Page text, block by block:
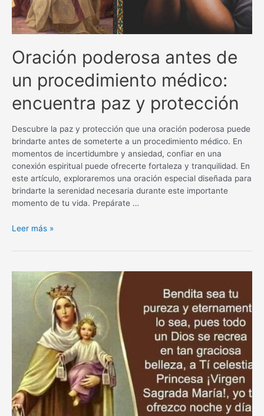
Oración poderosa antes de
un procedimiento médico:
encuentra paz y protección
Descubre la paz y protección que una oración poderosa puede
brindarte antes de someterte a un procedimiento médico. En
momentos de incertidumbre y ansiedad, confiar en una
conexión espiritual puede ofrecerte fortaleza y tranquilidad. En
este artículo, exploraremos una oración especial diseñada para
brindarte la serenidad necesaria durante este importante
momento de tu vida. Prepárate …
Oración
antes
procedimiento
encuentra
protección
Leer más »